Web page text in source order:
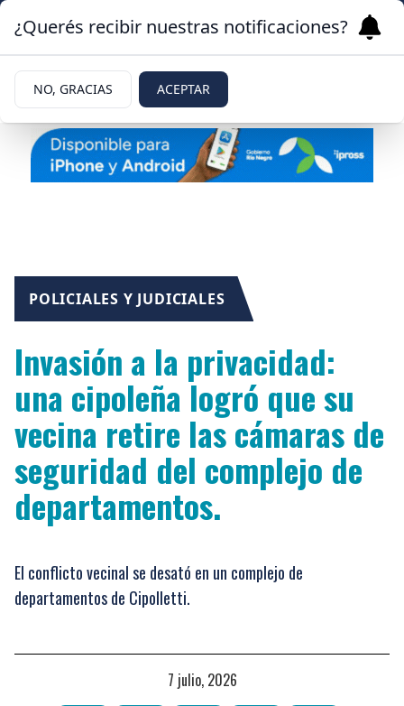
POLICIALES Y JUDICIALES
Invasión a la privacidad:
una cipoleña logró que su
vecina retire las cámaras de
seguridad del complejo de
departamentos.
El conflicto vecinal se desató en un complejo de
departamentos de Cipolletti.
7 julio, 2026
¿Querés recibir nuestras notificaciones?
NO, GRACIAS ACEPTAR